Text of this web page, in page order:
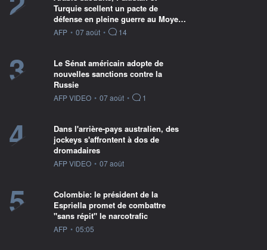
Turquie scellent un pacte de
défense en pleine guerre au Moye…
information fournie par
AFP • 07 août • 14
3
Le Sénat américain adopte de
nouvelles sanctions contre la
Russie
information fournie par
AFP VIDEO • 07 août • 1
4
Dans l'arrière-pays australien, des
jockeys s'affrontent à dos de
dromadaires
information fournie par
AFP VIDEO • 07 août
5
Colombie: le président de la
Espriella promet de combattre
"sans répit" le narcotrafic
information fournie par
AFP • 05:05